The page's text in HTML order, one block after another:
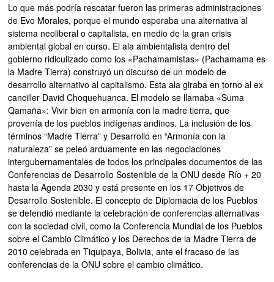
Lo que más podría rescatar fueron las primeras administraciones
de Evo Morales, porque el mundo esperaba una alternativa al
sistema neoliberal o capitalista, en medio de la gran crisis
ambiental global en curso. El ala ambientalista dentro del
gobierno ridiculizado como los «Pachamamistas» (Pachamama es
la Madre Tierra) construyó un discurso de un modelo de
desarrollo alternativo al capitalismo. Esta ala giraba en torno al ex
canciller David Choquehuanca. El modelo se llamaba «Suma
Qamaña»: Vivir bien en armonía con la madre tierra, que
provenía de los pueblos indígenas andinos. La inclusión de los
términos “Madre Tierra” y Desarrollo en “Armonía con la
naturaleza” se peleó arduamente en las negociaciones
intergubernamentales de todos los principales documentos de las
Conferencias de Desarrollo Sostenible de la ONU desde Río + 20
hasta la Agenda 2030 y está presente en los 17 Objetivos de
Desarrollo Sostenible. El concepto de Diplomacia de los Pueblos
se defendió mediante la celebración de conferencias alternativas
con la sociedad civil, como la Conferencia Mundial de los Pueblos
sobre el Cambio Climático y los Derechos de la Madre Tierra de
2010 celebrada en Tiquipaya, Bolivia, ante el fracaso de las
conferencias de la ONU sobre el cambio climático.